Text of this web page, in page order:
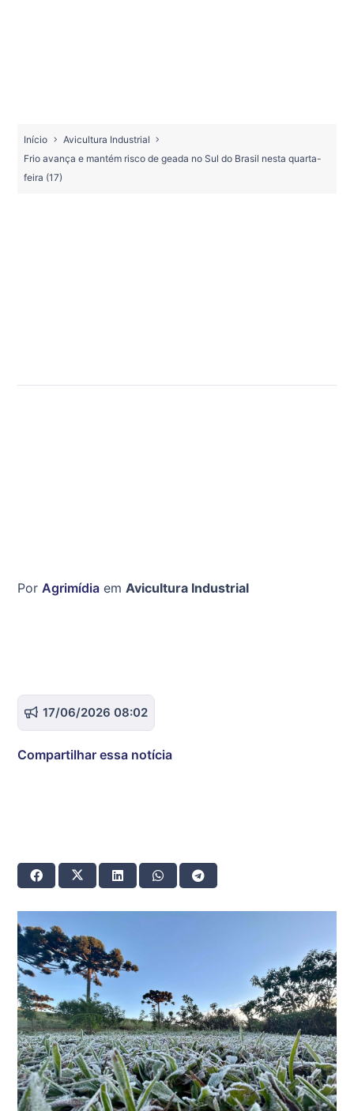
Início
Avicultura Industrial
Frio avança e mantém risco de geada no Sul do Brasil nesta quarta-
feira (17)
Por Agrimídia em Avicultura Industrial
17/06/2026 08:02
Compartilhar essa notícia